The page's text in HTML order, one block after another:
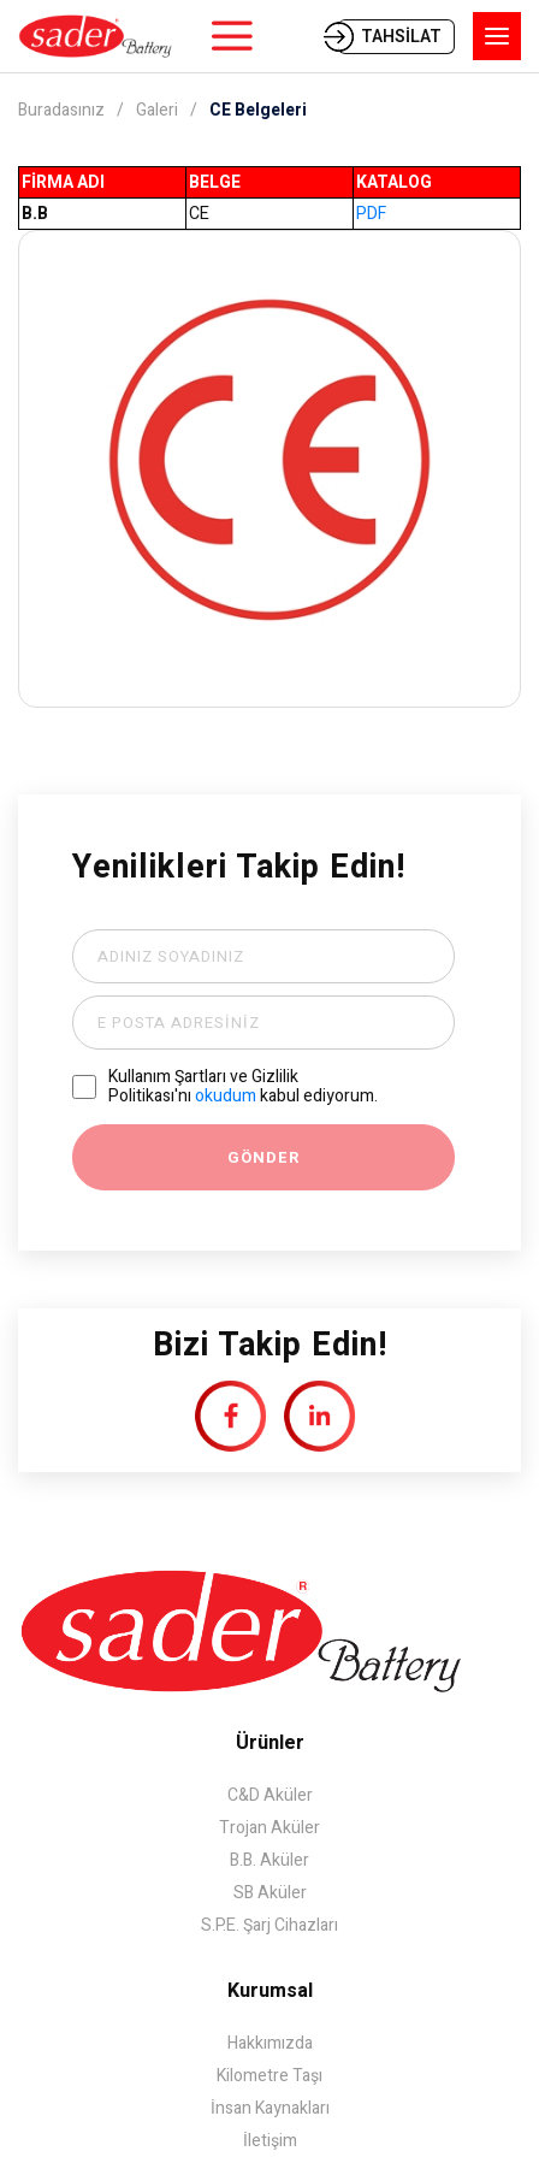
TAHSİLAT
Buradasınız Galeri CE Belgeleri
FİRMA ADI BELGE
KATALOG
B.B
CE PDF
Yenilikleri Takip Edin!
Kullanım Şartları ve Gizlilik
Politikası'nıokudumkabul ediyorum.
Bizi Takip Edin!
Ürünler
C&D Aküler
Trojan Aküler
B.B. Aküler
SB Aküler
S.P.E. Şarj Cihazları
Kurumsal
Hakkımızda
Kilometre Taşı
İnsan Kaynakları
İletişim